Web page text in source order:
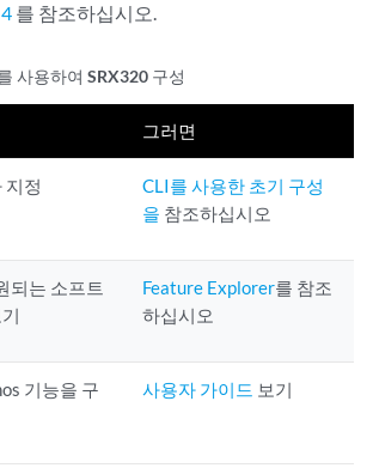
를 참조하십시오.
사용하여 SRX320 구성
그러면
지정
CLI를 사용한 초기 구성
을 참조하십시오
되는 소프트
Feature Explorer를 참조
하십시오
기능을 구
사용자 가이드 보기